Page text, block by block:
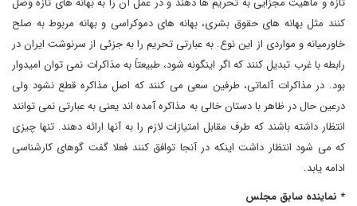
کنند مثل بهانه های حقوق بشری، بهانه های دموکراسی و بهانه مربوط به صلح
خاورمیانه و مواردی از این نوع. به عبارتی تحریم را به جزئی از سرنوشت ایران در
رابطه با غرب تبدیل کنند که اگر اینگونه شود، طبیعتاً به مذاکرات نمی توان امیدوار
بود. در مذاکرات آلماتی، طرفین سعی می کنند که اصل مذاکره قطع نشود ولی
درعین حال در ظاهر با دستان خالی به مذاکره آمده اند یعنی به عبارتی نمی توانند
انتظار داشته باشند که طرف مقابل امتیازات لازم را به آنها ارائه دهند. تنها چیزی
که می شود انتظار داشت اینکه در آنجا توافق کنند فعلا گفت گوهای کارشناسی
ادامه یابد.
* نماینده سابق مجلس